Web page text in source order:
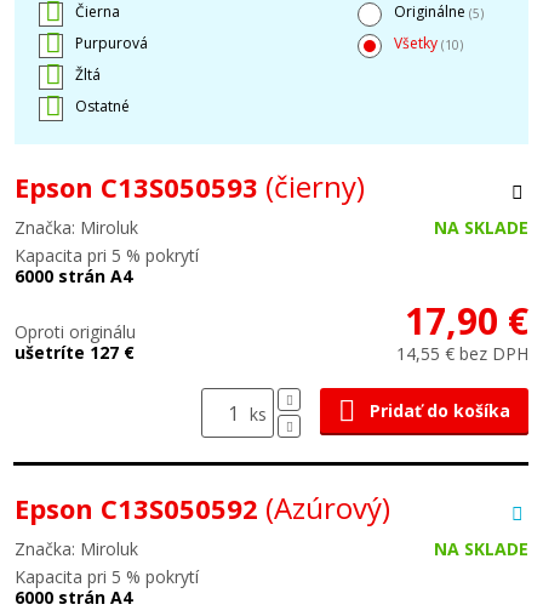
Čierna
Purpurová
Žltá
Ostatné
Originálne (5)
Všetky (10)
Epson C13S050593 (čierny)
Značka: Miroluk
NA SKLADE
Kapacita pri 5 % pokrytí
6000 strán A4
Oproti originálu
ušetríte 127 €
17,90 €
14,55 € bez DPH
ks Pridať do košíka
Epson C13S050592 (Azúrový)
Značka: Miroluk
NA SKLADE
Kapacita pri 5 % pokrytí
6000 strán A4